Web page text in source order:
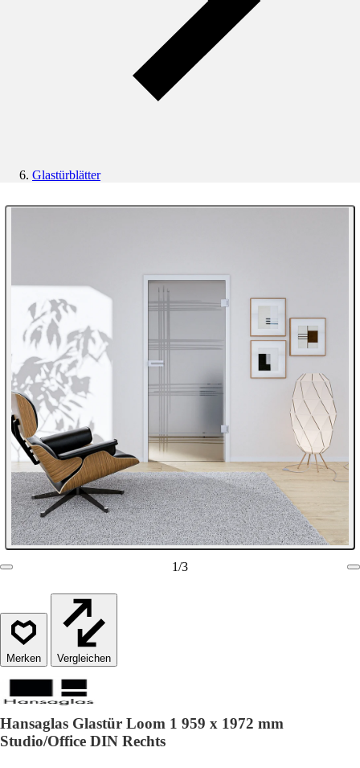
Glastürblätter
1/3
Vergleichen
Hansaglas Glastür Loom 1 959 x 1972 mm
Studio/Office DIN Rechts